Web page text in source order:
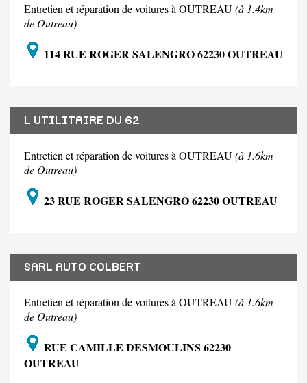
Entretien et réparation de voitures à OUTREAU(à 1.4km
de Outreau)
114 RUE ROGER SALENGRO 62230 OUTREAU
L UTILITAIRE DU 62
Entretien et réparation de voitures à OUTREAU(à 1.6km
de Outreau)
23 RUE ROGER SALENGRO 62230 OUTREAU
SARL AUTO COLBERT
Entretien et réparation de voitures à OUTREAU(à 1.6km
de Outreau)
RUE CAMILLE DESMOULINS 62230
OUTREAU